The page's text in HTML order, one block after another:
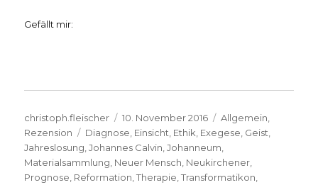
Gefällt mir:
Autor
christoph.fleischer
Veröffentlicht
am
10. November 2016 Kategorien
Allgemein
Rezension
Schlagwörter
Diagnose Einsicht Ethik Exegese Geist
Jahreslosung ,Johannes Calvin ,Johanneum
Materialsammlung Neuer Mensch Neukirchener
Prognose Reformation ,Therapie ,Transformatikon